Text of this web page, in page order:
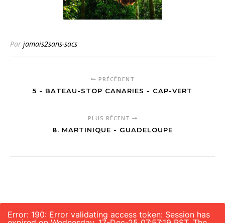
Par jamais2sans-sacs
PRÉCÉDENT
5 - BATEAU-STOP CANARIES - CAP-VERT
PLUS RÉCENT
8. MARTINIQUE - GUADELOUPE
Error: 190: Error validating access token: Session has